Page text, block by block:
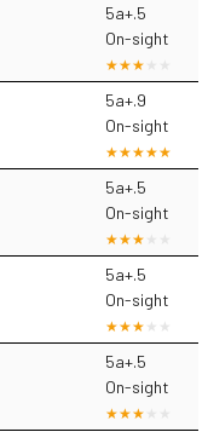
5a+.5
On-sight
5a+.9
On-sight
5a+.5
On-sight
5a+.5
On-sight
5a+.5
On-sight